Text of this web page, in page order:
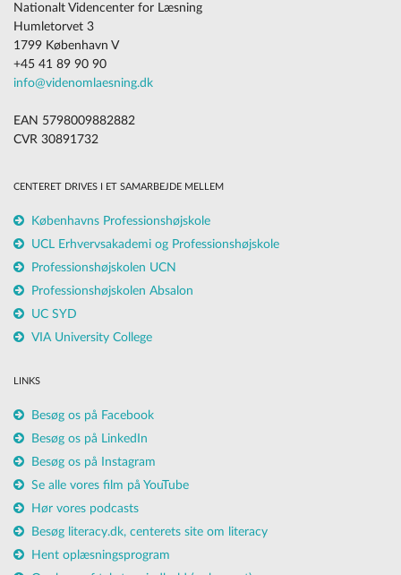
Nationalt Videncenter for Læsning
Humletorvet 3
1799 København V
+45 41 89 90 90
info@videnomlaesning.dk
EAN 5798009882882
CVR 30891732
CENTERET DRIVES I ET SAMARBEJDE MELLEM
Københavns Professionshøjskole
UCL Erhvervsakademi og Professionshøjskole
Professionshøjskolen UCN
Professionshøjskolen Absalon
UC SYD
VIA University College
LINKS
Besøg os på Facebook
Besøg os på LinkedIn
Besøg os på Instagram
Se alle vores film på YouTube
Hør vores podcasts
Besøg literacy.dk, centerets site om literacy
Hent oplæsningsprogram